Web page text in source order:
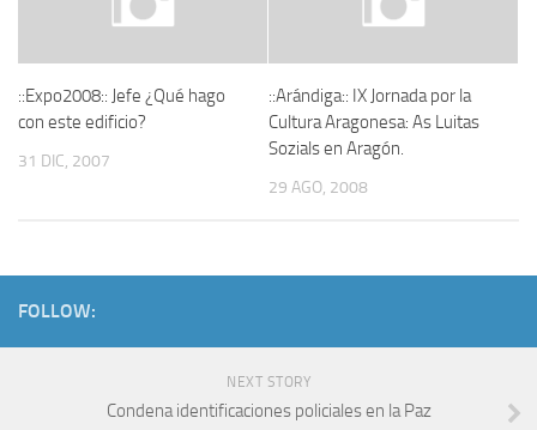
::Expo2008:: Jefe ¿Qué hago
con este edificio?
31 DIC, 2007
::Arándiga:: IX Jornada por la
Cultura Aragonesa: As Luitas
Sozials en Aragón.
29 AGO, 2008
FOLLOW:
NEXT STORY
Condena identificaciones policiales en la Paz